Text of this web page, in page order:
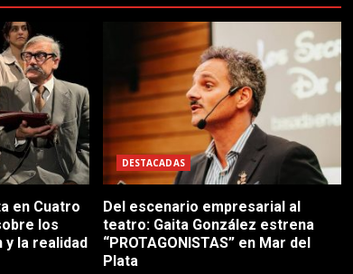
en Cuatro
los
la realidad
DESTACADAS
Del escenario empresarial al
teatro: Gaita González estrena
“PROTAGONISTAS” en Mar del
Plata